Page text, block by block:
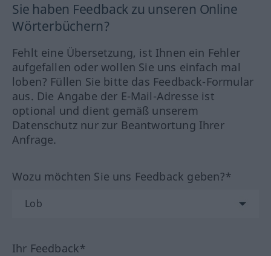
Sie haben Feedback zu unseren Online
Wörterbüchern?
Fehlt eine Übersetzung, ist Ihnen ein Fehler
aufgefallen oder wollen Sie uns einfach mal
loben? Füllen Sie bitte das Feedback-Formular
aus. Die Angabe der E-Mail-Adresse ist
optional und dient gemäß unserem
Datenschutz nur zur Beantwortung Ihrer
Anfrage.
Wozu möchten Sie uns Feedback geben?*
Ihr Feedback*